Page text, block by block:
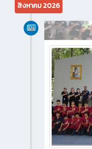
สิงหาคม 2026
新闻